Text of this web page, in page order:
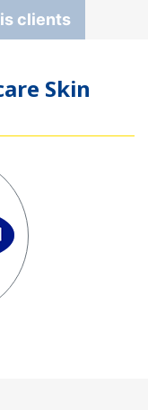
clients
Skin